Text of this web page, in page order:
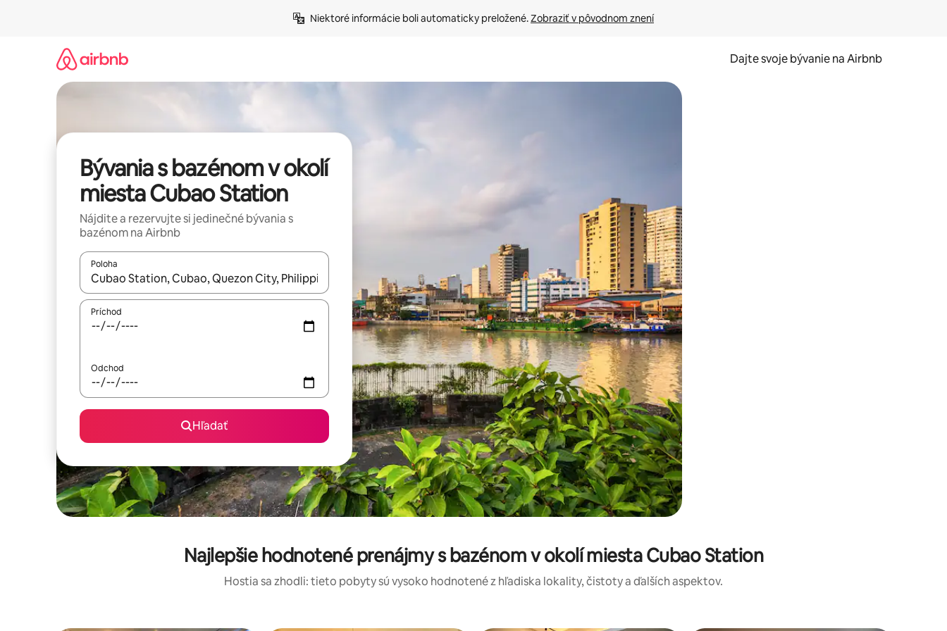
Niektoré informácie boli automaticky preložené. Zobraziť v pôvodnom znení
Dajte svoje bývanie na Airbnb
Bývania s bazénom v okolí
miesta Cubao Station
Nájdite a rezervujte si jedinečné bývania s
bazénom na Airbnb
Poloha
Keď budú výsledky k dispozícii, môžete si ich prechádzať pomocou klávesov so šípkami nahor a nadol alebo ich preskúmať pomocou dotykových gest či potiahnutia prstom.
Príchod
Odchod
Hľadať
Najlepšie hodnotené prenájmy s bazénom v okolí miesta Cubao Station
Hostia sa zhodli: tieto pobyty sú vysoko hodnotené z hľadiska lokality, čistoty a ďalších aspektov.